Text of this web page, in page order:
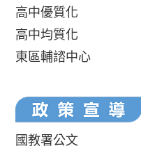
高中優質化
高中均質化
東區輔諮中心
國教署公文